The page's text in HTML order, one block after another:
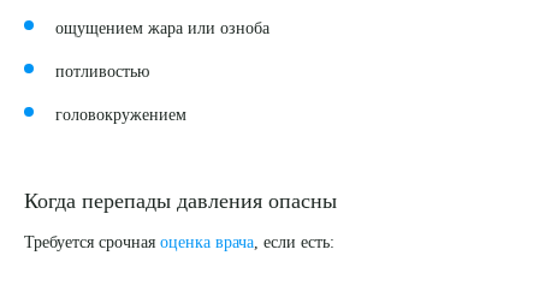
ощущением жара или озноба
потливостью
головокружением
Когда перепады давления опасны
Требуется срочная оценка врача, если есть: